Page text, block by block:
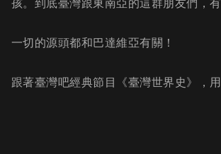
孩。到底臺灣跟東南亞的這群朋友們，
一切的源頭都和巴達維亞有關！
跟著臺灣吧經典節目《臺灣世界史》，